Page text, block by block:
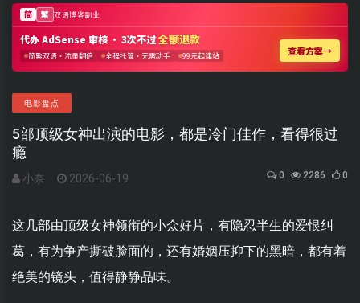
电影盘点
5部顶级女神出演的电影，都是冷门佳作，看得很过
瘾
小奈 2026-06-19 0 2286 0
这几部由顶级女神领衔的小众好片，有隐忍半生的爱恨纠
葛，有为争产撕破脸面的，还有婚姻压抑下的黑暗，都有着
绝美的镜头，值得静静品味。